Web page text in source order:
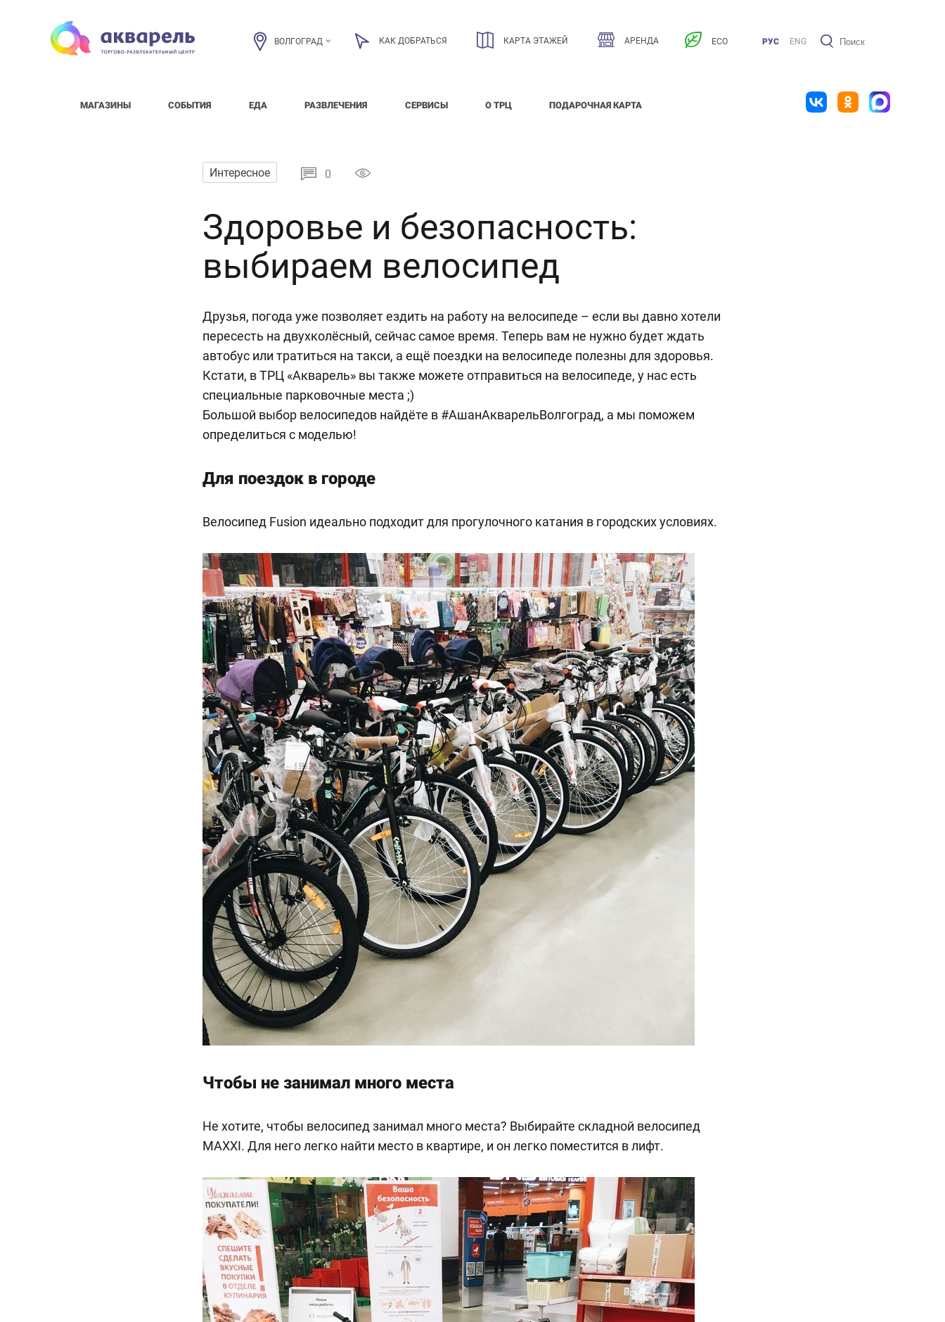
ВОЛГОГРАД КАК ДОБРАТЬСЯ КАРТА ЭТАЖЕЙ АРЕНДА ECO РУС ENG
МАГАЗИНЫ СОБЫТИЯ ЕДА РАЗВЛЕЧЕНИЯ СЕРВИСЫ О ТРЦ ПОДАРОЧНАЯ КАРТА
Интересное 0
Здоровье и безопасность:
выбираем велосипед
Друзья, погода уже позволяет ездить на работу на велосипеде – если вы давно хотели
пересесть на двухколёсный, сейчас самое время. Теперь вам не нужно будет ждать
автобус или тратиться на такси, а ещё поездки на велосипеде полезны для здоровья.
Кстати, в ТРЦ «Акварель» вы также можете отправиться на велосипеде, у нас есть
специальные парковочные места ;)
Большой выбор велосипедов найдёте в #АшанАкварельВолгоград, а мы поможем
определиться с моделью!
Для поездок в городе
Велосипед Fusion идеально подходит для прогулочного катания в городских условиях.
Чтобы не занимал много места
Не хотите, чтобы велосипед занимал много места? Выбирайте складной велосипед
MAXXI. Для него легко найти место в квартире, и он легко поместится в лифт.